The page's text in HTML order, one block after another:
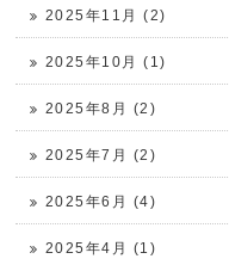
2025年11月 (2)
2025年10月 (1)
2025年8月 (2)
2025年7月 (2)
2025年6月 (4)
2025年4月 (1)